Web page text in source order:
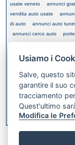
usate veneto
annunci
vendita auto usate
di auto
annunci auto
annunci cerco auto
auto km0
veneto auto
usate
annunci auto da
annunci auto a metano
Usiamo i
Salve, questo
garantire il suo
tracciamento
Quest'ultimo
Modifica le